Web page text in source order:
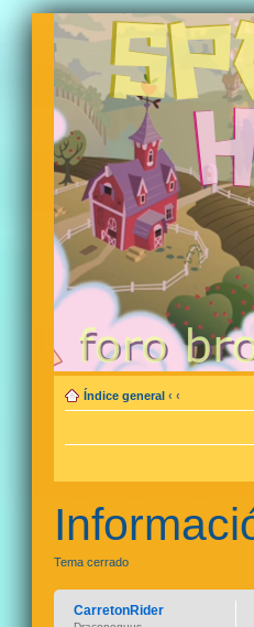
Índice general ‹ ‹
Tema cerrado
CarretonRider